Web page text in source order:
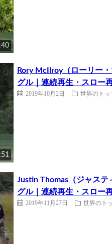
Rory McIlroy（ローリー
グル｜連続再生・スロー
2019年10月2日 世界のトッ
Justin Thomas（ジャス
グル｜連続再生・スロー
2019年11月27日 世界のト